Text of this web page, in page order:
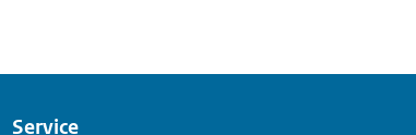
Service